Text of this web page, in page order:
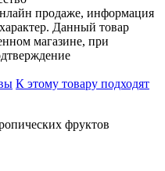
продаже, информация
Данный товар
магазине, при
К этому товару подходят
фруктов